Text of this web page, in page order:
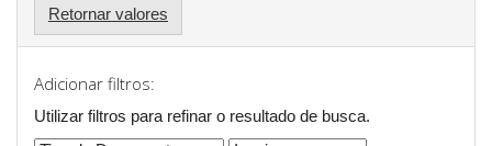
Retornar valores
Adicionar filtros:
Utilizar filtros para refinar o resultado de busca.